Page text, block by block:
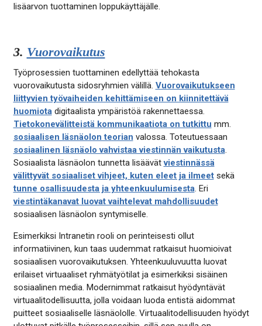
lisäarvon tuottaminen loppukäyttäjälle.
3. Vuorovaikutus
Työprosessien tuottaminen edellyttää tehokasta
vuorovaikutusta sidosryhmien välillä. Vuorovaikutukseen
liittyvien työvaiheiden kehittämiseen on kiinnitettävä
huomiotadigitaalista ympäristöä rakennettaessa.
Tietokonevälitteistä kommunikaatiota on tutkittu mm.
sosiaalisen läsnäolon teorian valossa. Toteutuessaan
sosiaalinen läsnäolo vahvistaa viestinnän vaikutusta.
Sosiaalista läsnäolon tunnetta lisäävätviestinnässä
välittyvät sosiaaliset vihjeet, kuten eleet ja ilmeetsekä
tunne osallisuudesta ja yhteenkuulumisesta. Eri
viestintäkanavat luovat vaihtelevat mahdollisuudet
sosiaalisen läsnäolon syntymiselle.
Esimerkiksi Intranetin rooli on perinteisesti ollut
informatiivinen, kun taas uudemmat ratkaisut huomioivat
sosiaalisen vuorovaikutuksen. Yhteenkuuluvuutta luovat
erilaiset virtuaaliset ryhmätyötilat ja esimerkiksi sisäinen
sosiaalinen media. Modernimmat ratkaisut hyödyntävät
virtuaalitodellisuutta, jolla voidaan luoda entistä aidommat
puitteet sosiaaliselle läsnäololle. Virtuaalitodellisuuden hyödyt